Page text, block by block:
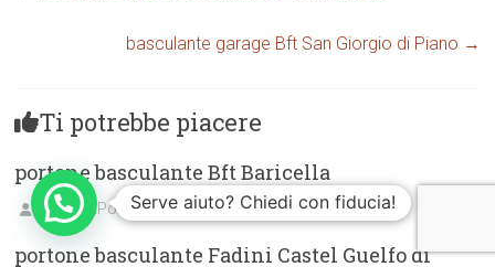
basculante garage Bft San Giorgio di Piano →
Ti potrebbe piacere
portone basculante Bft Baricella
BolognaPortoniGarage.com 09/01/2025
portone basculante Fadini Castel Guelfo di
Serve aiuto? Chiedi con fiducia!